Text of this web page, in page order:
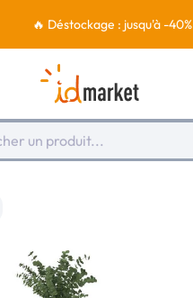
🔥 Déstockage : jusqu'à -40%
un produit...